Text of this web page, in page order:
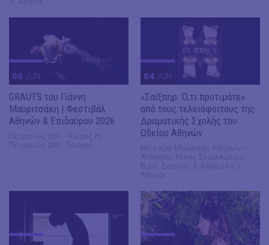
06 JUN
GRAUTS του Γιάννη
Μαυριτσάκη | Φεστιβάλ
Αθηνών & Επιδαύρου 2026
04 JUN
«Σαίξπηρ: Ό,τι προτιμάτε»
από τους τελειόφοιτους της
Δραματικής Σχολής του
Ωδείου Αθηνών